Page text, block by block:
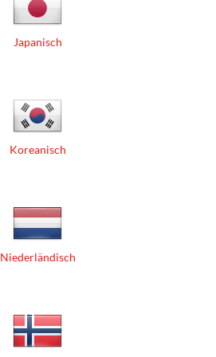
Japanisch
Koreanisch
Niederländisch